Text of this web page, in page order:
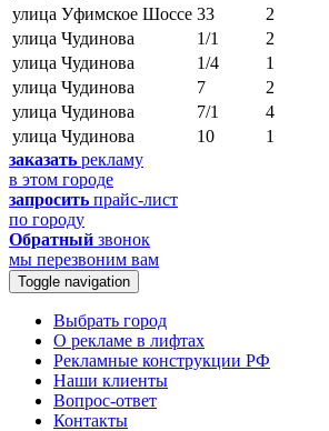
улица Уфимское Шоссе 33
2
улица Чудинова
1/1
2
улица Чудинова
1/4
1
улица Чудинова
7
2
улица Чудинова
7/1
4
улица Чудинова
10
1
заказать рекламу
в этом городе
запросить прайс-лист
по городу
Обратный звонок
мы перезвоним вам
Toggle navigation
Выбрать город
О рекламе в лифтах
Рекламные конструкции РФ
Наши клиенты
Вопрос-ответ
Контакты